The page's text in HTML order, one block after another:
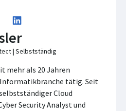
| Selbstständig
mehr als 20 Jahren
tätig. Seit
Cloud
Security Analyst und